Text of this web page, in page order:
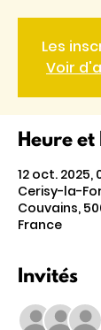
Les
Voir
Heure et
12 oct. 2025,
Cerisy-la-
Couvains,
France
Invités